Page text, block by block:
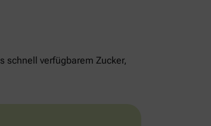
schnell verfügbarem Zucker,